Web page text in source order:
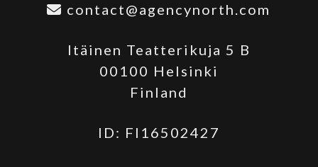
contact@agencynorth.com
Itäinen Teatterikuja 5 B
00100 Helsinki
Finland
ID: FI16502427